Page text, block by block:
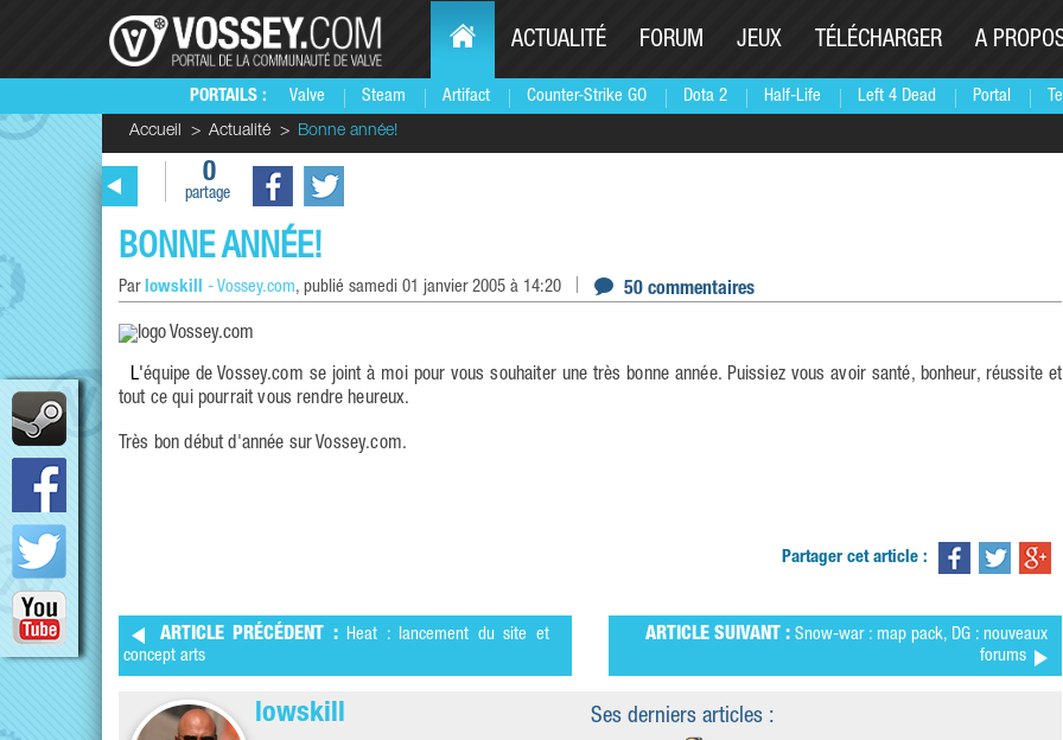
PORTAILS : Valve Steam Artifact Counter-Strike GO Dota 2 Half-Life Left 4 Dead Portal
ACTUALITÉ FORUM JEUX TÉLÉCHARGER A
Accueil Actualité Bonne année!
0
partage
BONNE ANNÉE!
Par lowskill - Vossey.com, publié samedi 01 janvier 2005 à 14:20 50 commentaires
L'équipe de Vossey.com se joint à moi pour vous souhaiter une très bonne année. Puissiez vous avoir santé, bonheur, réussite et
tout ce qui pourrait vous rendre heureux.
Très bon début d'année sur Vossey.com.
Partager cet article :
ARTICLE PRÉCÉDENT :Heat : lancement du site et
concept arts
ARTICLE SUIVANT : Snow-war : map pack, DG : nouveaux
forums
lowskill Ses derniers articles :